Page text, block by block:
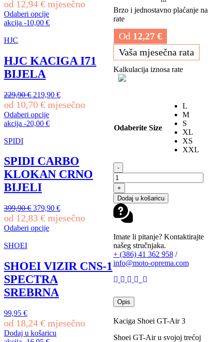
Brzo i jednostavno plaćanje na
rate
Od 12,27 €
Vaša mjesečna rata
Kalkulacija iznosa rate
Odaberite Size
L
M
S
XL
XS
XXL
- SHOEI
GT-
AIR
3
MIKE
TC-
6
+
Dodaj u košaricu
Imate li pitanje? Kontaktirajte
našeg stručnjaka.
+ (386) 41 362 958/
info@moto-oprema.com
Opis
Kaciga Shoei GT-Air 3
Shoei GT-Air u svojoj trećoj
cijena
bila
je:
279,90 €.
cijena
od 12,94 € mjesečno
Odaberi opcije
Ovaj
ima
varijanti.
Opcije
se
odabrati
na
stranici
proizvoda
akcija -10,00 €
HJC
HJC KACIGA I71
BIJELA
229,90€ Izvorna
cijena
bila
je:
229,90 €.
219,90 €Trenutna
cijena
od 10,70 € mjesečno
Odaberi opcije
Ovaj
ima
varijanti.
Opcije
se
mogu
odabrati
stranici
proizvoda
akcija -20,00 €
SPIDI
SPIDI CARBO
KLOKAN CRNO
BIJELI
399,90€ Izvorna
cijena
bila
je:
379,90 €Trenutna
cijena
od 12,83 € mjesečno
Odaberi opcije
proizvod
više
varijanti.
Opcije
se
mogu
na
stranici
proizvoda
SHOEI
SHOEI VIZIR CNS-1
SPECTRA
SREBRNA
99,95 €
od 18,24 € mjesečno
Dodaj u košaricu